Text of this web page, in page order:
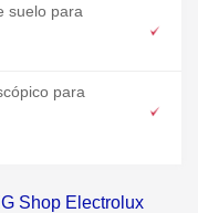
suelo para
para
Shop Electrolux